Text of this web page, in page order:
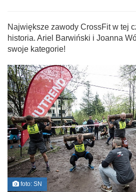
Największe zawody CrossFit w tej
historia. Ariel Barwiński i Joanna
swoje kategorie!
foto: SN